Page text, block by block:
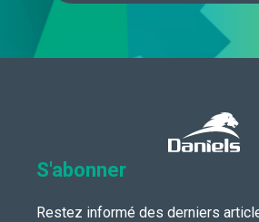
S'abonner
Restez informé des derniers